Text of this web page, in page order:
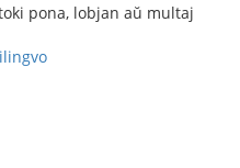
pona, lobjan aŭ multaj